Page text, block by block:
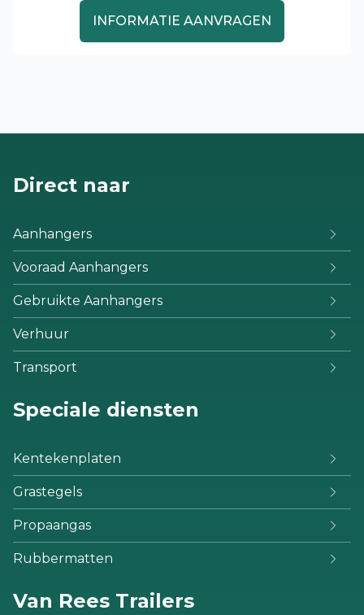
INFORMATIE AANVRAGEN
Direct naar
Aanhangers
Vooraad Aanhangers
Gebruikte Aanhangers
Verhuur
Transport
Speciale diensten
Kentekenplaten
Grastegels
Propaangas
Rubbermatten
Van Rees Trailers